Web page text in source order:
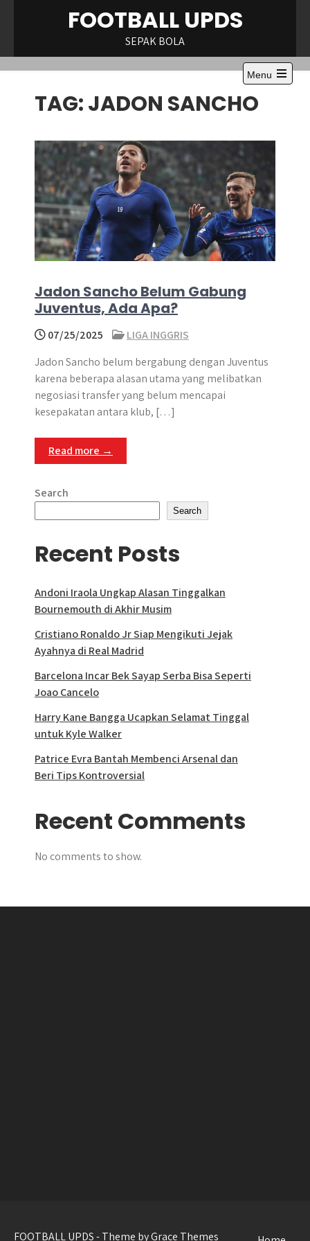
FOOTBALL UPDS
SEPAK BOLA
Menu
Open
TAG:JADON SANCHO
Jadon Sancho Belum Gabung
Juventus, Ada Apa?
07/25/2025
LIGA INGGRIS
Jadon Sancho belum bergabung dengan Juventus
karena beberapa alasan utama yang melibatkan
negosiasi transfer yang belum mencapai
kesepakatan antara klub, […]
Read more →
Search
Search
Recent Posts
Andoni Iraola Ungkap Alasan Tinggalkan
Bournemouth di Akhir Musim
Cristiano Ronaldo Jr Siap Mengikuti Jejak
Ayahnya di Real Madrid
Barcelona Incar Bek Sayap Serba Bisa Seperti
Joao Cancelo
Harry Kane Bangga Ucapkan Selamat Tinggal
untuk Kyle Walker
Patrice Evra Bantah Membenci Arsenal dan
Beri Tips Kontroversial
Recent Comments
No comments to show.
FOOTBALL UPDS - Theme by Grace Themes